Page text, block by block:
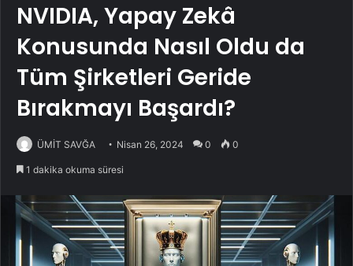
NVIDIA, Yapay Zekâ
Konusunda Nasıl Oldu da
Tüm Şirketleri Geride
Bırakmayı Başardı?
ÜMİT SAVĞA Nisan 26, 2024 0 0
1 dakika okuma süresi